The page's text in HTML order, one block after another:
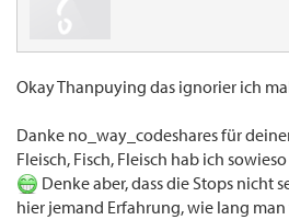
Okay Thanpuying das ignorier ich
Danke no_way_codeshares für
Fleisch, Fisch, Fleisch hab ich
Denke aber, dass die Stops nicht
hier jemand Erfahrung, wie lang